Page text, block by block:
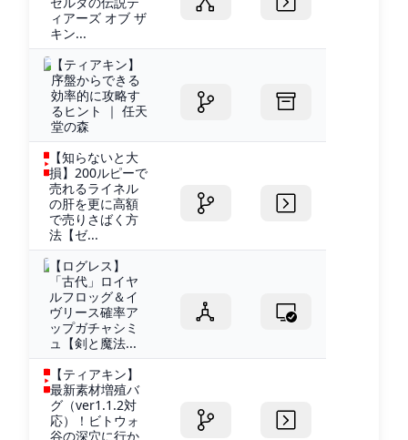
ィアーズ オブ ザ
キン...
【ティアキン】
序盤からできる
効率的に攻略す
るヒント ｜ 任天
堂の森
【知らないと大
損】200ルピーで
売れるライネル
の肝を更に高額
で売りさばく方
法【ゼ...
【ログレス】
「古代」ロイヤ
ルフロッグ＆イ
ヴリース確率ア
ップガチャシミ
ュ【剣と魔法...
【ティアキン】
最新素材増殖バ
グ（ver1.1.2対
応）！ビトウォ
谷の深穴に行か